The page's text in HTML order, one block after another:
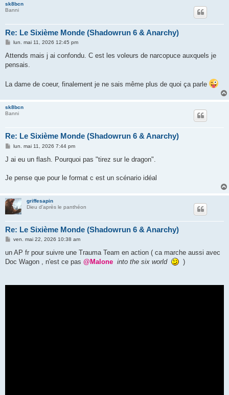
sk8bcn
Banni
Re: Le Sixième Monde (Shadowrun 6 & Anarchy)
M
s
a
lun. mai 11, 2026 12:45 pm
Attends mais j ai confondu. C est les voleurs de narcopuce auxquels je
pensais.
La dame de coeur, finalement je ne sais même plus de quoi ça parle
sk8bcn
Banni
Re: Le Sixième Monde (Shadowrun 6 & Anarchy)
M
s
g
lun. mai 11, 2026 7:44 pm
J ai eu un flash. Pourquoi pas "tirez sur le dragon".
Je pense que pour le format c est un scénario idéal
griffesapin
Dieu d'après le panthéon
Re: Le Sixième Monde (Shadowrun 6 & Anarchy)
M
s
a
ven. mai 22, 2026 10:38 am
un AP fr pour suivre une Trauma Team en action ( ca marche aussi avec
Doc Wagon , n'est ce pas @Malone into the six world )